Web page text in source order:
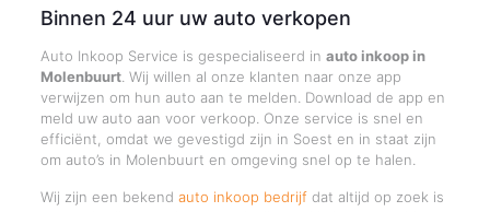
Binnen 24 uur uw auto verkopen
Auto Inkoop Service is gespecialiseerd in auto inkoop in
Molenbuurt. Wij willen al onze klanten naar onze app
verwijzen om hun auto aan te melden. Download de app en
meld uw auto aan voor verkoop. Onze service is snel en
efficiënt, omdat we gevestigd zijn in Soest en in staat zijn
om auto’s in Molenbuurt en omgeving snel op te halen.
Wij zijn een bekend auto inkoop bedrijfdat altijd op zoek is